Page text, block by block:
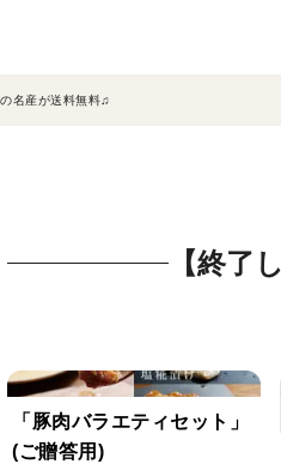
名産が送料無料♫
【終了
「豚肉バラエティセット」
(ご贈答用)